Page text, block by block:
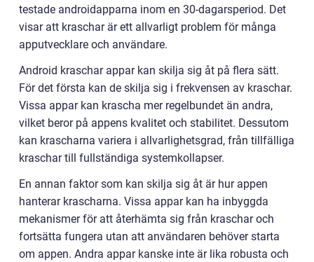
testade androidapparna inom en 30-dagarsperiod. Det
visar att kraschar är ett allvarligt problem för många
apputvecklare och användare.
Android kraschar appar kan skilja sig åt på flera sätt.
För det första kan de skilja sig i frekvensen av kraschar.
Vissa appar kan krascha mer regelbundet än andra,
vilket beror på appens kvalitet och stabilitet. Dessutom
kan krascharna variera i allvarlighetsgrad, från tillfälliga
kraschar till fullständiga systemkollapser.
En annan faktor som kan skilja sig åt är hur appen
hanterar krascharna. Vissa appar kan ha inbyggda
mekanismer för att återhämta sig från kraschar och
fortsätta fungera utan att användaren behöver starta
om appen. Andra appar kanske inte är lika robusta och